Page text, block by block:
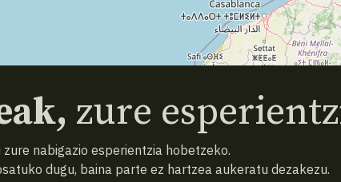
zure
nabigazio esperientzia hobetzeko.
dugu, baina parte ez hartzea aukeratu dezakezu.